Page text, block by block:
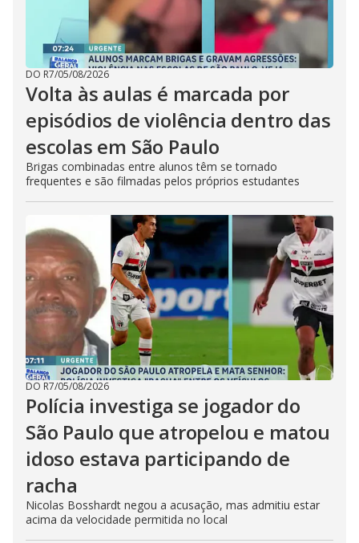
DO R7/05/08/2026
Volta às aulas é marcada por
episódios de violência dentro das
escolas em São Paulo
Brigas combinadas entre alunos têm se tornado
frequentes e são filmadas pelos próprios estudantes
DO R7/05/08/2026
Polícia investiga se jogador do
São Paulo que atropelou e matou
idoso estava participando de
racha
Nicolas Bosshardt negou a acusação, mas admitiu estar
acima da velocidade permitida no local